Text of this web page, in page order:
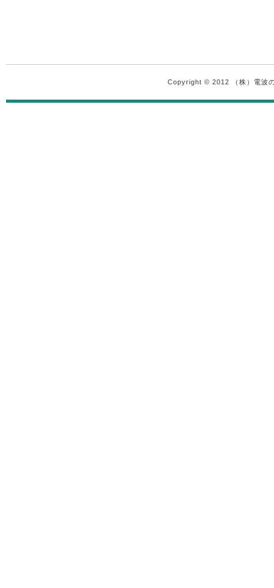
Copyright © 2012 （株）電波